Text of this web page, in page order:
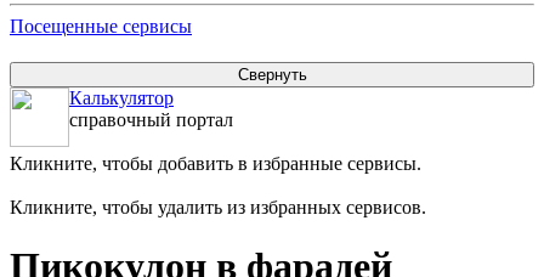
Посещенные сервисы
Калькулятор
справочный портал
Кликните, чтобы добавить в избранные сервисы.
Кликните, чтобы удалить из избранных сервисов.
Пикокулон в фарадей